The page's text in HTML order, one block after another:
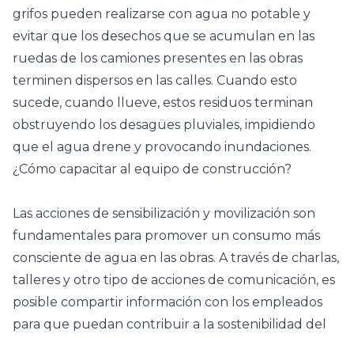
grifos pueden realizarse con agua no potable y
evitar que los desechos que se acumulan en las
ruedas de los camiones presentes en las obras
terminen dispersos en las calles. Cuando esto
sucede, cuando llueve, estos residuos terminan
obstruyendo los desagües pluviales, impidiendo
que el agua drene y provocando inundaciones.
¿Cómo capacitar al equipo de construcción?
Las acciones de sensibilización y movilización son
fundamentales para promover un consumo más
consciente de agua en las obras. A través de charlas,
talleres y otro tipo de acciones de comunicación, es
posible compartir información con los empleados
para que puedan contribuir a la sostenibilidad del